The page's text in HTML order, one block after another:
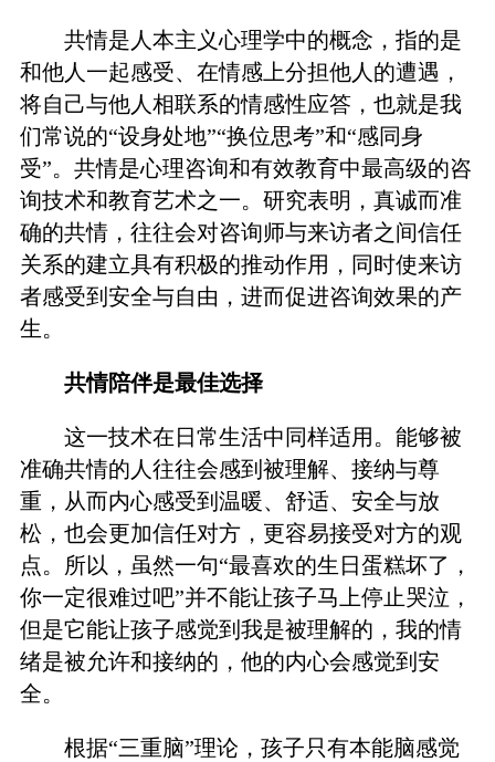
共情是人本主义心理学中的概念，指的是
和他人一起感受、在情感上分担他人的遭遇，
将自己与他人相联系的情感性应答，也就是我
们常说的“设身处地”“换位思考”和“感同身
受”。共情是心理咨询和有效教育中最高级的咨
询技术和教育艺术之一。研究表明，真诚而准
确的共情，往往会对咨询师与来访者之间信任
关系的建立具有积极的推动作用，同时使来访
者感受到安全与自由，进而促进咨询效果的产
生。
共情陪伴是最佳选择
这一技术在日常生活中同样适用。能够被
准确共情的人往往会感到被理解、接纳与尊
重，从而内心感受到温暖、舒适、安全与放
松，也会更加信任对方，更容易接受对方的观
点。所以，虽然一句“最喜欢的生日蛋糕坏了，
你一定很难过吧”并不能让孩子马上停止哭泣，
但是它能让孩子感觉到我是被理解的，我的情
绪是被允许和接纳的，他的内心会感觉到安
全。
根据“三重脑”理论，孩子只有本能脑感觉